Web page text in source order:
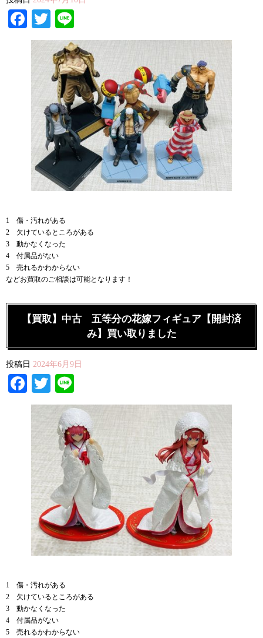
Facebook
Twitter
1 傷・汚れがある
2 欠けているところがある
3 動かなくなった
4 付属品がない
5 売れるかわからない
などお買取のご相談は可能となります！
【買取】中古 五等分の花嫁フィギュア【開封済
み】買い取りました
投稿日 2024年6月9日
Facebook
Twitter
1 傷・汚れがある
2 欠けているところがある
3 動かなくなった
4 付属品がない
5 売れるかわからない